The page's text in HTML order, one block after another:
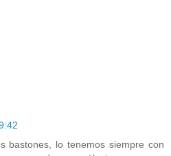
bastones, lo tenemos siempre con